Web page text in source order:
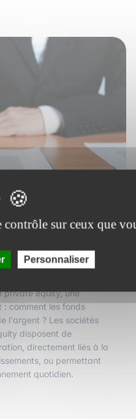
de private equity
private equity, une
: comment les fonds
l'argent ? Les sociétés
disposent de
directement liés à la
ou permettant
quotidien.
sur ceux que
Personnaliser